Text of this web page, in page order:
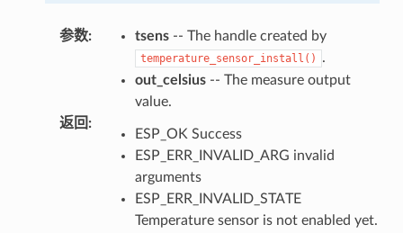
参数: tsens-- The handle created by
temperature_sensor_install()
.
out_celsius-- The measure output
value.
返回 :
ESP_OK Success
ESP_ERR_INVALID_ARG invalid
arguments
ESP_ERR_INVALID_STATE
Temperature sensor is not enabled yet.